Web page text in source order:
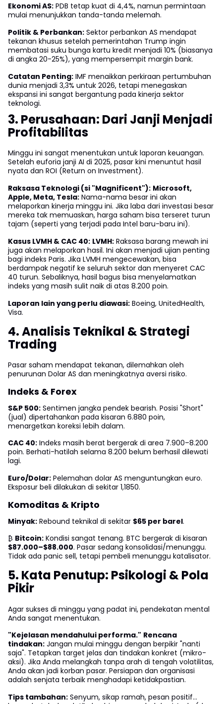
Ekonomi AS: PDB tetap kuat di 4,4%, namun permintaan
mulai menunjukkan tanda-tanda melemah.
Politik & Perbankan: Sektor perbankan AS mendapat
tekanan khusus setelah pemerintahan Trump ingin
membatasi suku bunga kartu kredit menjadi 10% (biasanya
di angka 20-25%), yang mempersempit margin bank.
Catatan Penting: IMF menaikkan perkiraan pertumbuhan
dunia menjadi 3,3% untuk 2026, tetapi menegaskan
ekspansi ini sangat bergantung pada kinerja sektor
teknologi.
3. Perusahaan: Dari Janji Menjadi
Profitabilitas
Minggu ini sangat menentukan untuk laporan keuangan.
Setelah euforia janji AI di 2025, pasar kini menuntut hasil
nyata dan ROI (Return on Investment).
Raksasa Teknologi (si "Magnificent"): Microsoft,
Apple, Meta, Tesla: Nama-nama besar ini akan
melaporkan kinerja minggu ini. Jika laba dari investasi besar
mereka tak memuaskan, harga saham bisa terseret turun
tajam (seperti yang terjadi pada Intel baru-baru ini).
Kasus LVMH & CAC 40: LVMH: Raksasa barang mewah ini
juga akan melaporkan hasil. Ini akan menjadi ujian penting
bagi indeks Paris. Jika LVMH mengecewakan, bisa
berdampak negatif ke seluruh sektor dan menyeret CAC
40 turun. Sebaliknya, hasil bagus bisa menyelamatkan
indeks yang masih sulit naik di atas 8.200 poin.
Laporan lain yang perlu diawasi: Boeing, UnitedHealth,
Visa.
4. Analisis Teknikal & Strategi
Trading
Pasar saham mendapat tekanan, dilemahkan oleh
penurunan Dolar AS dan meningkatnya aversi risiko.
Indeks & Forex
S&P 500: Sentimen jangka pendek bearish. Posisi "Short"
(jual) dipertahankan pada kisaran 6.880 poin,
menargetkan koreksi lebih dalam.
CAC 40: Indeks masih berat bergerak di area 7.900–8.200
poin. Berhati-hatilah selama 8.200 belum berhasil dilewati
lagi.
Euro/Dolar: Pelemahan dolar AS menguntungkan euro.
Eksposur beli dilakukan di sekitar 1,1850.
Komoditas & Kripto
Minyak: Rebound teknikal di sekitar $65 per barel.
₿ Bitcoin: Kondisi sangat tenang. BTC bergerak di kisaran
$87.000–$88.000. Pasar sedang konsolidasi/menunggu.
Tidak ada panic sell, tetapi pembeli menunggu katalisator.
5. Kata Penutup: Psikologi & Pola
Pikir
Agar sukses di minggu yang padat ini, pendekatan mental
Anda sangat menentukan.
"Kejelasan mendahului performa." Rencana
tindakan: Jangan mulai minggu dengan berpikir "nanti
saja". Tetapkan target jelas dan tindakan konkret (mikro-
aksi). Jika Anda melangkah tanpa arah di tengah volatilitas,
Anda akan jadi korban pasar. Persiapan dan organisasi
adalah senjata terbaik menghadapi ketidakpastian.
Tips tambahan: Senyum, sikap ramah, pesan positif…